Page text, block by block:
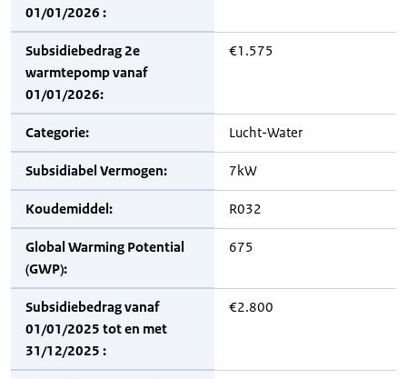
01/01/2026 :
Subsidiebedrag 2e
warmtepomp vanaf
01/01/2026:
€1.575
Categorie: Lucht-Water
Subsidiabel Vermogen: 7kW
Koudemiddel: R032
Global Warming Potential
(GWP):
675
Subsidiebedrag vanaf
01/01/2025 tot en met
31/12/2025 :
€2.800